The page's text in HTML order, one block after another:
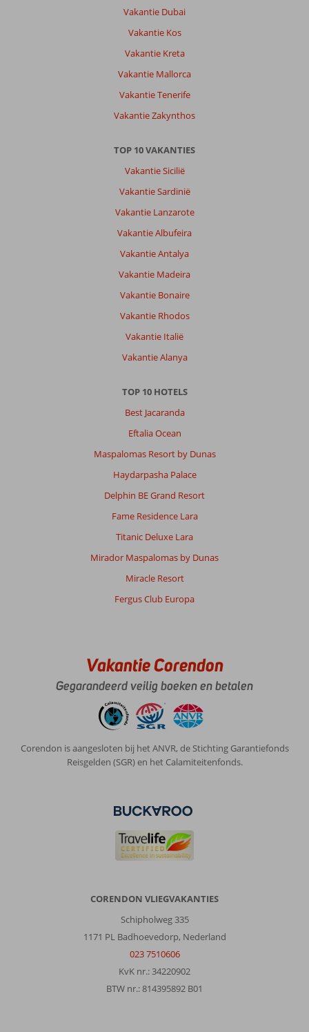
Vakantie Dubai
Vakantie Kos
Vakantie Kreta
Vakantie Mallorca
Vakantie Tenerife
Vakantie Zakynthos
TOP 10 VAKANTIES
Vakantie Sicilië
Vakantie Sardinië
Vakantie Lanzarote
Vakantie Albufeira
Vakantie Antalya
Vakantie Madeira
Vakantie Bonaire
Vakantie Rhodos
Vakantie Italië
Vakantie Alanya
TOP 10 HOTELS
Best Jacaranda
Eftalia Ocean
Maspalomas Resort by Dunas
Haydarpasha Palace
Delphin BE Grand Resort
Fame Residence Lara
Titanic Deluxe Lara
Mirador Maspalomas by Dunas
Miracle Resort
Fergus Club Europa
Vakantie Corendon
Gegarandeerd veilig boeken en betalen
Corendon is aangesloten bij het ANVR, de Stichting Garantiefonds
Reisgelden (SGR) en het Calamiteitenfonds.
CORENDON VLIEGVAKANTIES
Schipholweg 335
1171 PL Badhoevedorp, Nederland
023 7510606
KvK nr.: 34220902
BTW nr.: 814395892 B01